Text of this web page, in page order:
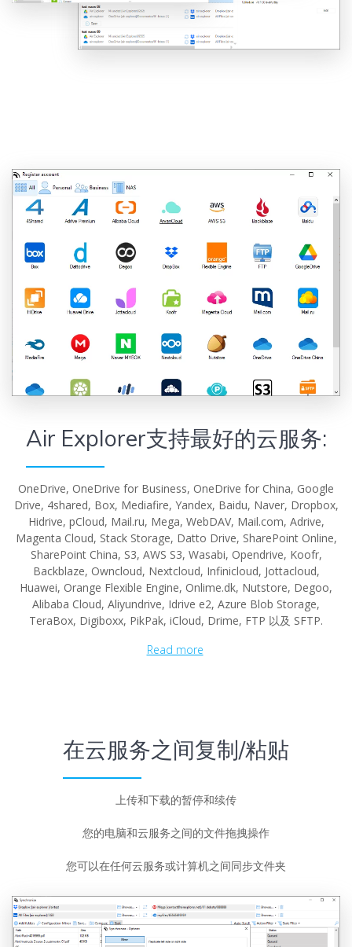
Air Explorer支持最好的云服务:
OneDrive, OneDrive for Business, OneDrive for China, Google
Drive, 4shared, Box, Mediafire, Yandex, Baidu, Naver, Dropbox,
Hidrive, pCloud, Mail.ru, Mega, WebDAV, Mail.com, Adrive,
Magenta Cloud, Stack Storage, Datto Drive, SharePoint Online,
SharePoint China, S3, AWS S3, Wasabi, Opendrive, Koofr,
Backblaze, Owncloud, Nextcloud, Infinicloud, Jottacloud,
Huawei, Orange Flexible Engine, Onlime.dk, Nutstore, Degoo,
Alibaba Cloud, Aliyundrive, Idrive e2, Azure Blob Storage,
TeraBox, Digiboxx, PikPak, iCloud, Drime, FTP 以及 SFTP.
Read more
在云服务之间复制/粘贴
上传和下载的暂停和续传
您的电脑和云服务之间的文件拖拽操作
您可以在任何云服务或计算机之间同步文件夹